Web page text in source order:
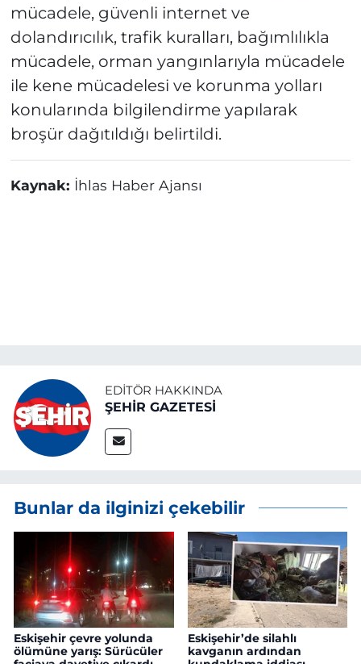
mücadele, güvenli internet ve
dolandırıcılık, trafik kuralları, bağımlılıkla
mücadele, orman yangınlarıyla mücadele
ile kene mücadelesi ve korunma yolları
konularında bilgilendirme yapılarak
broşür dağıtıldığı belirtildi.
Kaynak: İhlas Haber Ajansı
EDITÖR HAKKINDA
ŞEHİR GAZETESİ
Bunlar da ilginizi çekebilir
Eskişehir çevre yolunda
ölümüne yarış: Sürücüler
Eskişehir’de silahlı
kavganın ardından